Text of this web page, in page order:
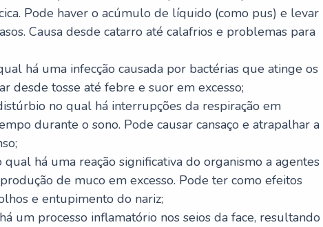
Pode haver o acúmulo de líquido (como pus) e levar
Causa desde catarro até calafrios e problemas para
há uma infecção causada por bactérias que atinge os
desde tosse até febre e suor em excesso;
no qual há interrupções da respiração em
durante o sono. Pode causar cansaço e atrapalhar a
qual há uma reação significativa do organismo a agentes
de muco em excesso. Pode ter como efeitos
e entupimento do nariz;
um processo inflamatório nos seios da face, resultando